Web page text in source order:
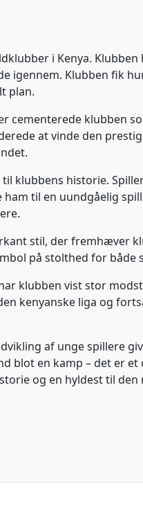
i Kenya. Klubben
igennem. Klubben fik
plan.
cementerede klubben
at vinde den
klubbens historie.
til en uundgåelig
stil, der fremhæver
på stolthed for både
klubben vist stor
kenyanske liga og
af unge spillere
blot en kamp – det er
og en hyldest til den